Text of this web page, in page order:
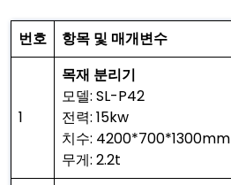
번호 항목 및 매개변수
1
목재 분리기
모델: SL-P42
전력: 15kw
치수: 4200*700*1300mm
무게: 2.2t